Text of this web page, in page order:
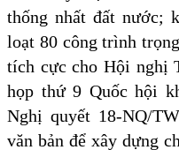
thống nhất đất nước;
loạt 80 công trình
tích cực cho Hội nghị
họp thứ 9 Quốc hội
Nghị quyết 18-NQ/
văn bản để xây dựng